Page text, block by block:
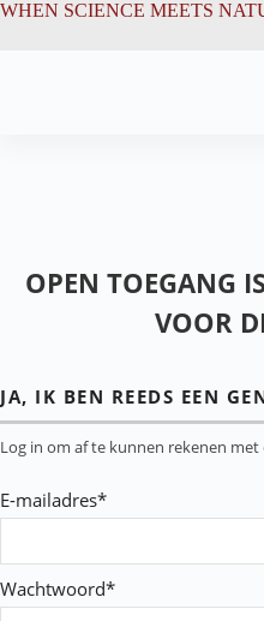
de
Ga
WHEN SCIENCE MEETS
OPEN TOEGANG
VOOR
JA, IK BEN REEDS EEN
Log in om af te kunnen rekenen
E-mailadres*
Wachtwoord*